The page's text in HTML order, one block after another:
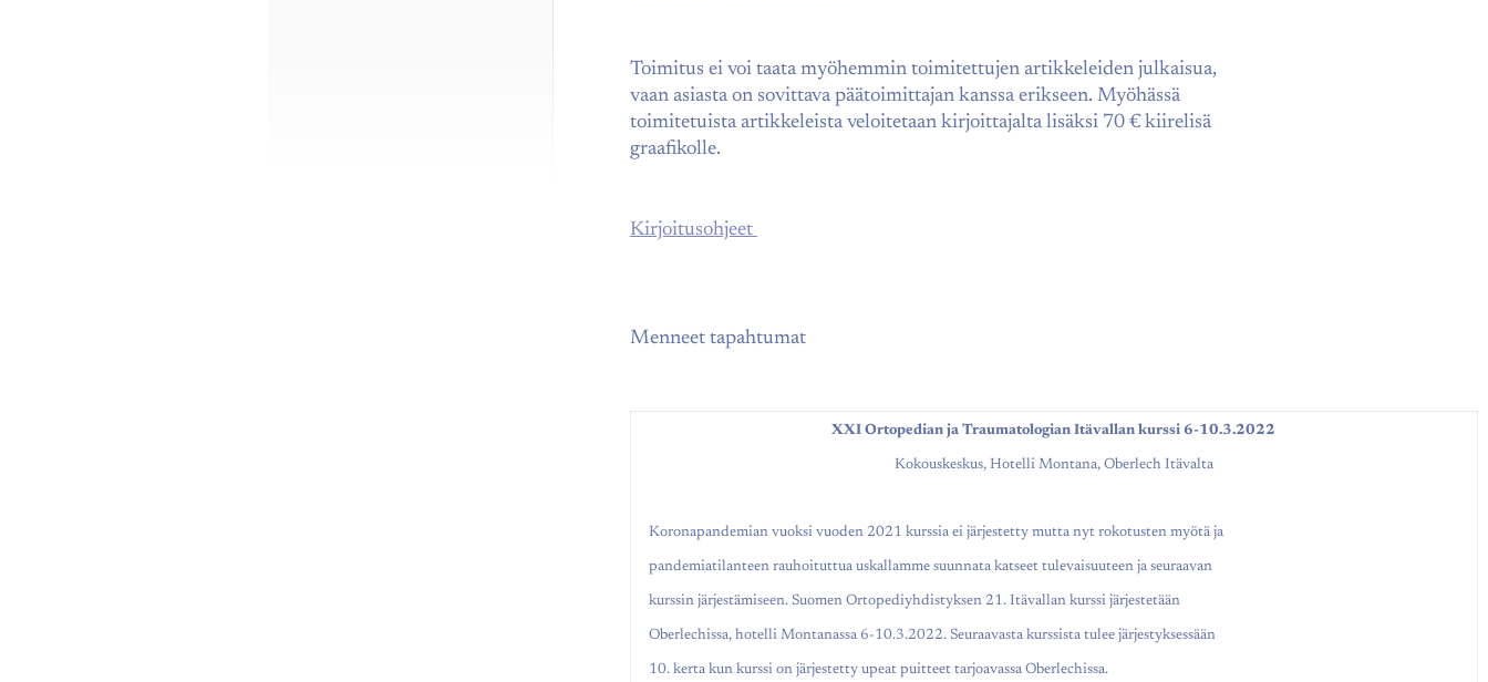
Toimitus ei voi taata myöhemmin toimitettujen artikkeleiden julkaisua,
vaan asiasta on sovittava päätoimittajan kanssa erikseen. Myöhässä
toimitetuista artikkeleista veloitetaan kirjoittajalta lisäksi 70 € kiirelisä
graafikolle.
Kirjoitusohjeet
Menneet tapahtumat
XXI Ortopedian ja Traumatologian Itävallan kurssi 6-10.3.2022
Kokouskeskus, Hotelli Montana, Oberlech Itävalta
Koronapandemian vuoksi vuoden 2021 kurssia ei järjestetty mutta nyt rokotusten myötä ja
pandemiatilanteen rauhoituttua uskallamme suunnata katseet tulevaisuuteen ja seuraavan
kurssin järjestämiseen. Suomen Ortopediyhdistyksen 21. Itävallan kurssi järjestetään
Oberlechissa, hotelli Montanassa 6-10.3.2022. Seuraavasta kurssista tulee järjestyksessään
10. kerta kun kurssi on järjestetty upeat puitteet tarjoavassa Oberlechissa.